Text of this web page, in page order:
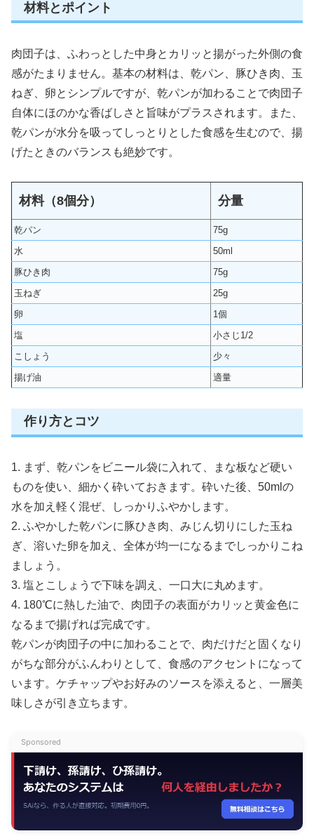
材料とポイント
肉団子は、ふわっとした中身とカリッと揚がった外側の食
感がたまりません。基本の材料は、乾パン、豚ひき肉、玉
ねぎ、卵とシンプルですが、乾パンが加わることで肉団子
自体にほのかな香ばしさと旨味がプラスされます。また、
乾パンが水分を吸ってしっとりとした食感を生むので、揚
げたときのバランスも絶妙です。
材料（8個分） 分量
乾パン
75g
水
50ml
豚ひき肉
75g
玉ねぎ
25g
卵
1個
塩
小さじ1/2
こしょう
少々
揚げ油
適量
作り方とコツ
1. まず、乾パンをビニール袋に入れて、まな板など硬い
ものを使い、細かく砕いておきます。砕いた後、50mlの
水を加え軽く混ぜ、しっかりふやかします。
2. ふやかした乾パンに豚ひき肉、みじん切りにした玉ね
ぎ、溶いた卵を加え、全体が均一になるまでしっかりこね
ましょう。
3. 塩とこしょうで下味を調え、一口大に丸めます。
4. 180℃に熱した油で、肉団子の表面がカリッと黄金色に
なるまで揚げれば完成です。
乾パンが肉団子の中に加わることで、肉だけだと固くなり
がちな部分がふんわりとして、食感のアクセントになって
います。ケチャップやお好みのソースを添えると、一層美
味しさが引き立ちます。
Sponsored